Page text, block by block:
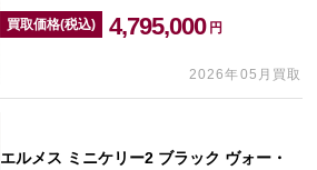
買取価格(税込) 4,795,000 円
2026年05月買取
エルメス ミニケリー2 ブラック ヴォー・